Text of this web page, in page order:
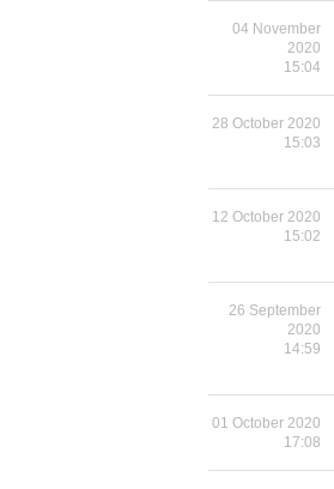
04 November
2020
15:04
28 October 2020
15:03
12 October 2020
15:02
26 September
2020
14:59
01 October 2020
17:08